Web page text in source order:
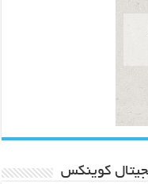
کوینکس